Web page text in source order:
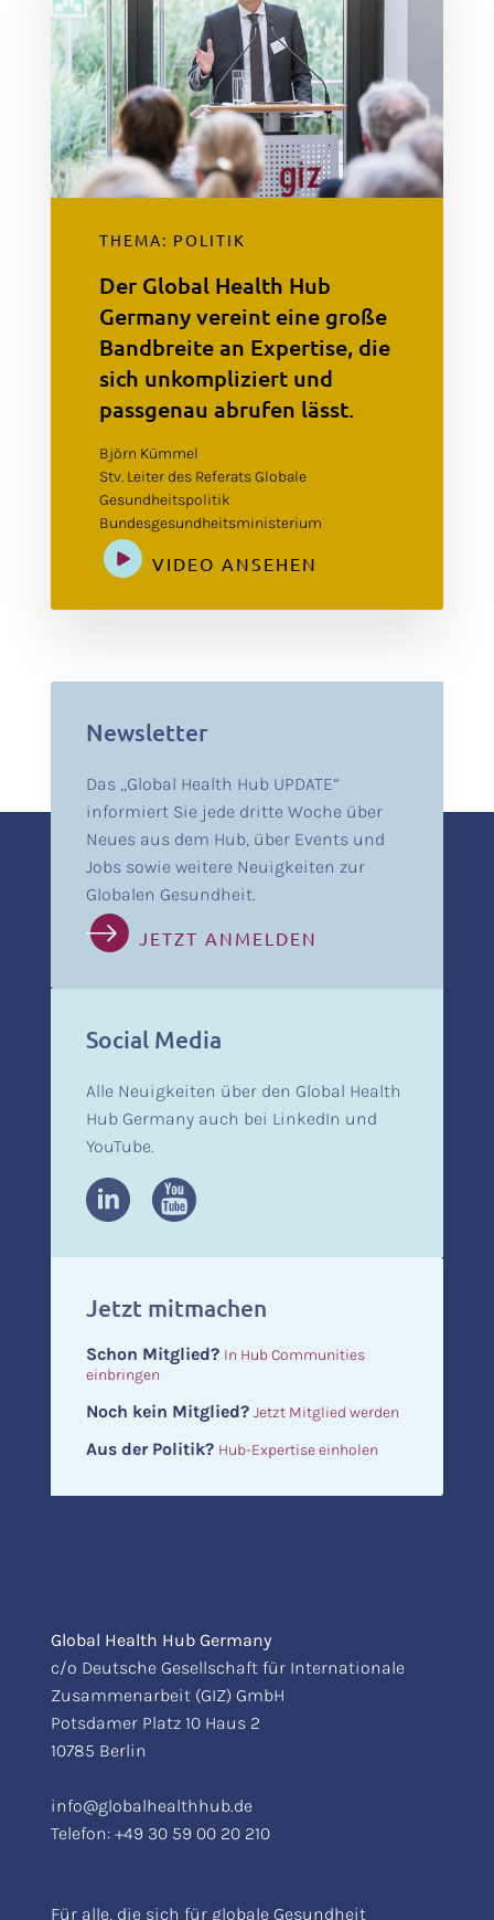
THEMA: POLITIK
Der Global Health Hub
Germany vereint eine große
Bandbreite an Expertise, die
sich unkompliziert und
passgenau abrufen lässt.
Björn Kümmel
Stv. Leiter des Referats Globale
Gesundheitspolitik
Bundesgesundheitsministerium
VIDEO ANSEHEN
Newsletter
Das „Global Health Hub UPDATE”
informiert Sie jede dritte Woche über
Neues aus dem Hub, über Events und
Jobs sowie weitere Neuigkeiten zur
Globalen Gesundheit.
JETZT ANMELDEN
Social Media
Alle Neuigkeiten über den Global Health
Hub Germany auch bei LinkedIn und
YouTube.
Jetzt mitmachen
Schon Mitglied? In Hub Communities
einbringen
Noch kein Mitglied? Jetzt Mitglied werden
Aus der Politik? Hub-Expertise einholen
Global Health Hub Germany
c/o Deutsche Gesellschaft für Internationale
Zusammenarbeit (GIZ) GmbH
Potsdamer Platz 10 Haus 2
10785 Berlin
info@globalhealthhub.de
Telefon: +49 30 59 00 20 210
Für alle, die sich für globale Gesundheit